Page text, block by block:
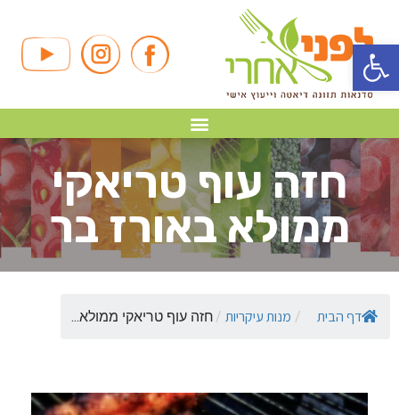
פתח סרגל נגישות
חזה עוף טריאקי
ממולא באורז בר
דף הבית / מנות עיקריות / חזה עוף טריאקי ממולא...